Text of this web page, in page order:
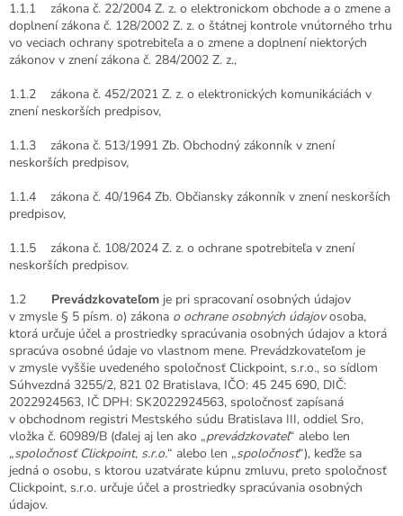
1.1.1 zákona č. 22/2004 Z. z. o elektronickom obchode a o zmene a
doplnení zákona č. 128/2002 Z. z. o štátnej kontrole vnútorného trhu
vo veciach ochrany spotrebiteľa a o zmene a doplnení niektorých
zákonov v znení zákona č. 284/2002 Z. z.,
1.1.2 zákona č. 452/2021 Z. z. o elektronických komunikáciách v
znení neskorších predpisov,
1.1.3 zákona č. 513/1991 Zb. Obchodný zákonník v znení
neskorších predpisov,
1.1.4 zákona č. 40/1964 Zb. Občiansky zákonník v znení neskorších
predpisov,
1.1.5 zákona č. 108/2024 Z. z. o ochrane spotrebiteľa v znení
neskorších predpisov.
1.2 Prevádzkovateľom je pri spracovaní osobných údajov
v zmysle § 5 písm. o) zákona o ochrane osobných údajovosoba,
ktorá určuje účel a prostriedky spracúvania osobných údajov a ktorá
spracúva osobné údaje vo vlastnom mene. Prevádzkovateľom je
v zmysle vyššie uvedeného spoločnosť Clickpoint, s.r.o., so sídlom
Súhvezdná 3255/2, 821 02 Bratislava, IČO: 45 245 690, DIČ:
2022924563, IČ DPH: SK2022924563, spoločnosť zapísaná
v obchodnom registri Mestského súdu Bratislava III, oddiel Sro,
vložka č. 60989/B (ďalej aj len ako „prevádzkovateľ“ alebo len
„spoločnosť Clickpoint, s.r.o.“ alebo len „spoločnosť“), keďže sa
jedná o osobu, s ktorou uzatvárate kúpnu zmluvu, preto spoločnosť
Clickpoint, s.r.o. určuje účel a prostriedky spracúvania osobných
údajov.